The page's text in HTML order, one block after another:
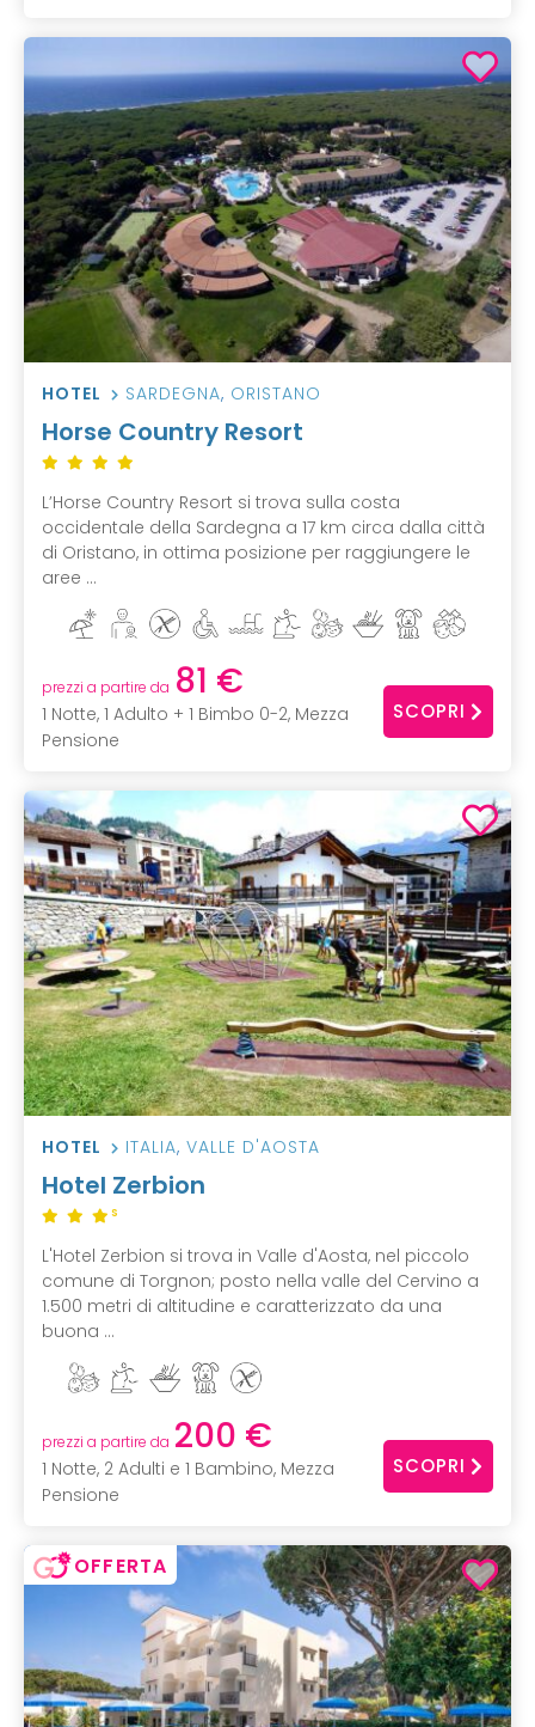
HOTEL SARDEGNA, ORISTANO
Horse Country Resort
L’Horse Country Resort si trova sulla costa
occidentale della Sardegna a 17 km circa dalla città
di Oristano, in ottima posizione per raggiungere le
aree ...
prezzi a partire da 81 €
1 Notte, 1 Adulto + 1 Bimbo 0-2, Mezza
Pensione
SCOPRI
HOTEL ITALIA, VALLE D'AOSTA
Hotel Zerbion
S
L'Hotel Zerbion si trova in Valle d'Aosta, nel piccolo
comune di Torgnon; posto nella valle del Cervino a
1.500 metri di altitudine e caratterizzato da una
buona ...
prezzi a partire da 200 €
1 Notte, 2 Adulti e 1 Bambino, Mezza
Pensione
SCOPRI
OFFERTA